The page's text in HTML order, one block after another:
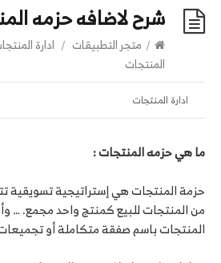
شرح لاضافه حزمه
/ متجر التطبيقات / ادارة
المنتجات
ادارة المنتجات
ما هي حزمه المنتجات :
حزمة المنتجات هي إستراتيجية تسويقية
من المنتجات للبيع كمنتج واحد مجمع. …
المنتجات باسم صفقة متكاملة أو